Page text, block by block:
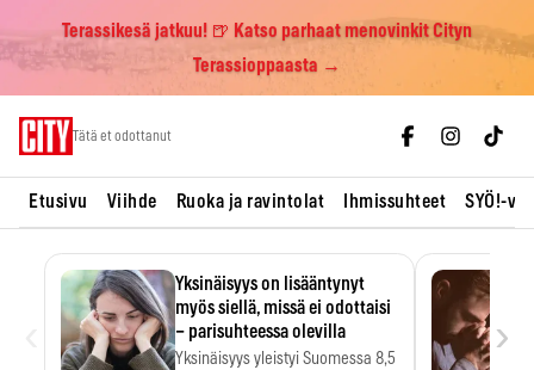
Terassikesä jatkuu! 🍺 Katso parhaat menovinkit Cityn
Terassioppaasta →
Tätä et odottanut
Etusivu Viihde Ruoka ja ravintolat Ihmissuhteet SYÖ!-
Yksinäisyys on lisääntynyt
myös siellä, missä ei odottaisi
– parisuhteessa olevilla
Yksinäisyys yleistyi Suomessa 8,5
›